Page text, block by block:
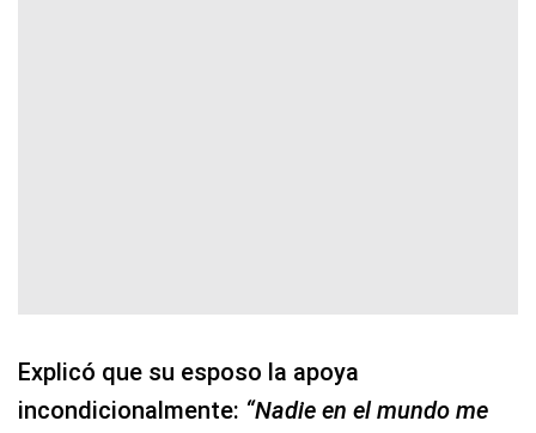
Explicó que su esposo la apoya
incondicionalmente: “Nadie en el mundo me